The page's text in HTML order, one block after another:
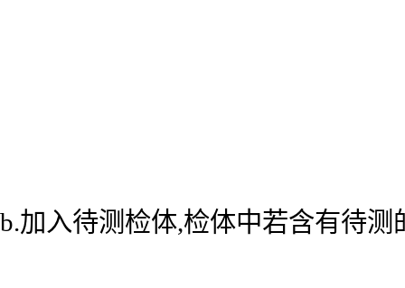
b.加入待测检体,检体中若含有待